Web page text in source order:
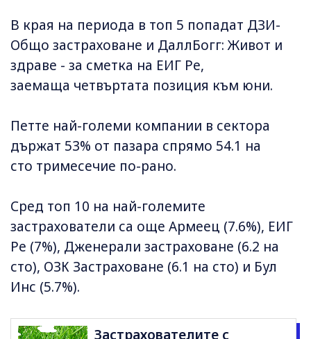
В края на периода в топ 5 попадат ДЗИ-
Общо застраховане и ДаллБогг: Живот и
здраве - за сметка на ЕИГ Ре,
заемаща четвъртата позиция към юни.
Петте най-големи компании в сектора
държат 53% от пазара спрямо 54.1 на
сто тримесечие по-рано.
Сред топ 10 на най-големите
застрахователи са още Армеец (7.6%), ЕИГ
Ре (7%), Дженерали застраховане (6.2 на
сто), ОЗК Застраховане (6.1 на сто) и Бул
Инс (5.7%).
Застрахователите с